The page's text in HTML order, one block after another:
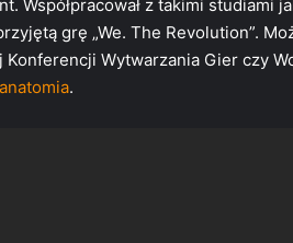
Współpracował z takimi studiami
grę „We. The Revolution”.
Konferencji Wytwarzania Gier czy
.